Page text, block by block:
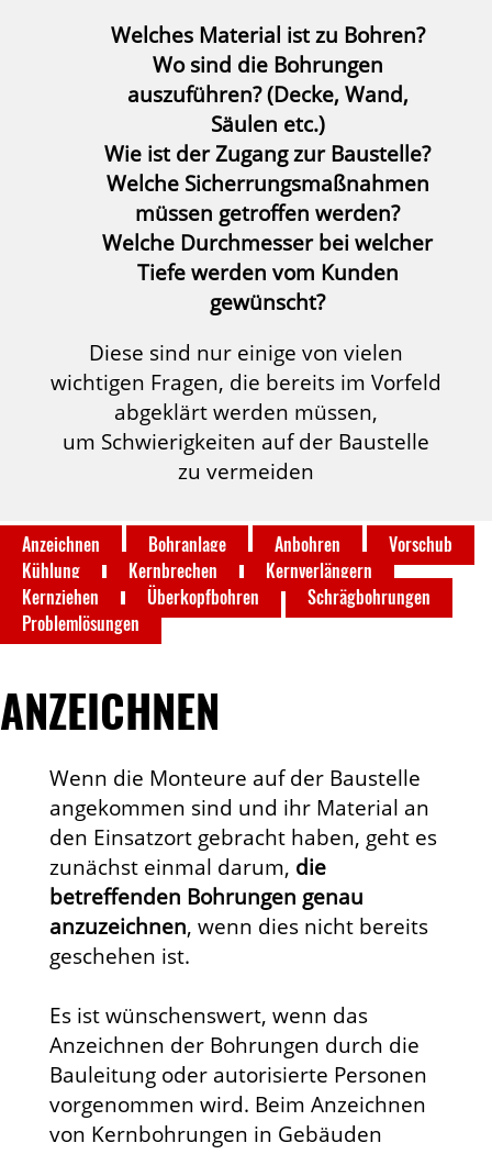
Welches Material ist zu Bohren?
Wo sind die Bohrungen
auszuführen? (Decke, Wand,
Säulen etc.)
Wie ist der Zugang zur Baustelle?
Welche Sicherrungsmaßnahmen
müssen getroffen werden?
Welche Durchmesser bei welcher
Tiefe werden vom Kunden
gewünscht?
Diese sind nur einige von vielen
wichtigen Fragen, die bereits im Vorfeld
abgeklärt werden müssen,
um Schwierigkeiten auf der Baustelle
zu vermeiden
Anzeichnen Bohranlage Anbohren
Vorschub
Kühlung
Kernbrechen
Kernverlängern
Kernziehen
Überkopfbohren
Schrägbohrungen
Problemlösungen
ANZEICHNEN
Wenn die Monteure auf der Baustelle
angekommen sind und ihr Material an
den Einsatzort gebracht haben, geht es
zunächst einmal darum, die
betreffenden Bohrungen genau
anzuzeichnen, wenn dies nicht bereits
geschehen ist.
Es ist wünschenswert, wenn das
Anzeichnen der Bohrungen durch die
Bauleitung oder autorisierte Personen
vorgenommen wird. Beim Anzeichnen
von Kernbohrungen in Gebäuden